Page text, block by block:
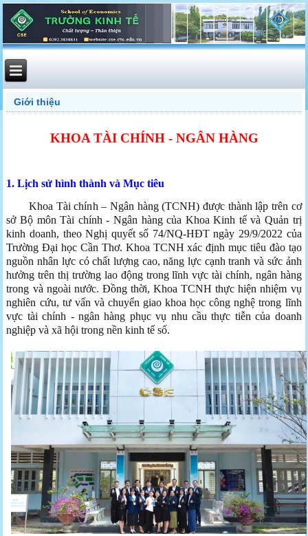
Giới thiệu
KHOA TÀI CHÍNH - NGÂN HÀNG
1.Lịch sử hình thành và Mục tiêu
Khoa Tài chính – Ngân hàng (TCNH) được thành lập trên cơ
sở Bộ môn Tài chính - Ngân hàng của Khoa Kinh tế và Quản trị
kinh doanh, theo Nghị quyết số 74/NQ-HĐT ngày 29/9/2022 của
Trường Đại học Cần Thơ. Khoa TCNH xác định mục tiêu đào tạo
nguồn nhân lực có chất lượng cao, năng lực cạnh tranh và sức ảnh
hưởng trên thị trường lao động trong lĩnh vực tài chính, ngân hàng
trong và ngoài nước. Đồng thời, Khoa TCNH thực hiện nhiệm vụ
nghiên cứu, tư vấn và chuyển giao khoa học công nghệ trong lĩnh
vực tài chính - ngân hàng phục vụ nhu cầu thực tiễn của doanh
nghiệp và xã hội trong nền kinh tế số.